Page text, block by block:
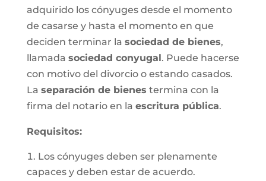
adquirido los cónyuges desde el momento
de casarse y hasta el momento en que
deciden terminar la sociedad de bienes,
llamada sociedad conyugal. Puede hacerse
con motivo del divorcio o estando casados.
La separación de bienes termina con la
firma del notario en la escritura pública.
Requisitos:
Los cónyuges deben ser plenamente
capaces y deben estar de acuerdo.